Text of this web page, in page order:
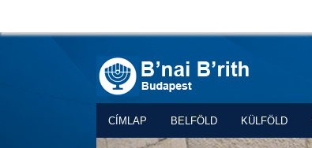
CÍMLAP BELFÖLD KÜLFÖLD